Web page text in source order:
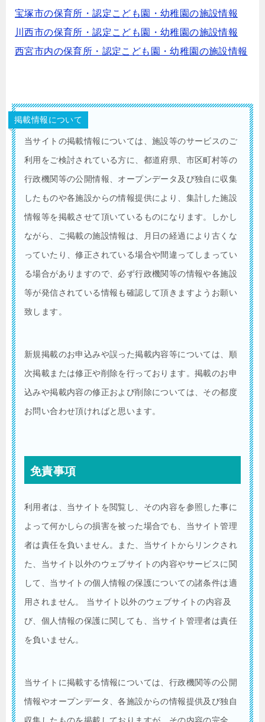
宝塚市の保育所・認定こども園・幼稚園の施設情報
川西市の保育所・認定こども園・幼稚園の施設情報
西宮市内の保育所・認定こども園・幼稚園の施設情報
掲載情報について
当サイトの掲載情報については、施設等のサービスのご
利用をご検討されている方に、都道府県、市区町村等の
行政機関等の公開情報、オープンデータ及び独自に収集
したものや各施設からの情報提供により、集計した施設
情報等を掲載させて頂いているものになります。しかし
ながら、ご掲載の施設情報は、月日の経過により古くな
っていたり、修正されている場合や間違ってしまってい
る場合がありますので、必ず行政機関等の情報や各施設
等が発信されている情報も確認して頂きますようお願い
致します。
新規掲載のお申込みや誤った掲載内容等については、順
次掲載または修正や削除を行っております。掲載のお申
込みや掲載内容の修正および削除については、その都度
お問い合わせ頂ければと思います。
免責事項
利用者は、当サイトを閲覧し、その内容を参照した事に
よって何かしらの損害を被った場合でも、当サイト管理
者は責任を負いません。また、当サイトからリンクされ
た、当サイト以外のウェブサイトの内容やサービスに関
して、当サイトの個人情報の保護についての諸条件は適
用されません。 当サイト以外のウェブサイトの内容及
び、個人情報の保護に関しても、当サイト管理者は責任
を負いません。
当サイトに掲載する情報については、行政機関等の公開
情報やオープンデータ、各施設からの情報提供及び独自
収集したものを掲載しておりますが、その内容の完全